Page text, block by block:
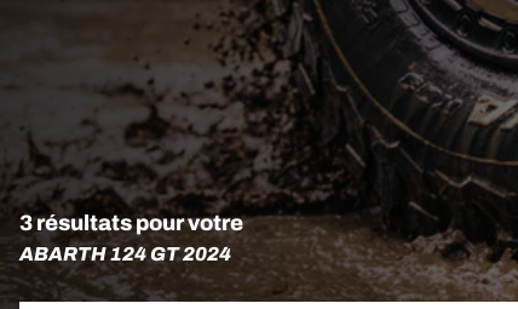
3 résultats pour votre
ABARTH 124 GT 2024